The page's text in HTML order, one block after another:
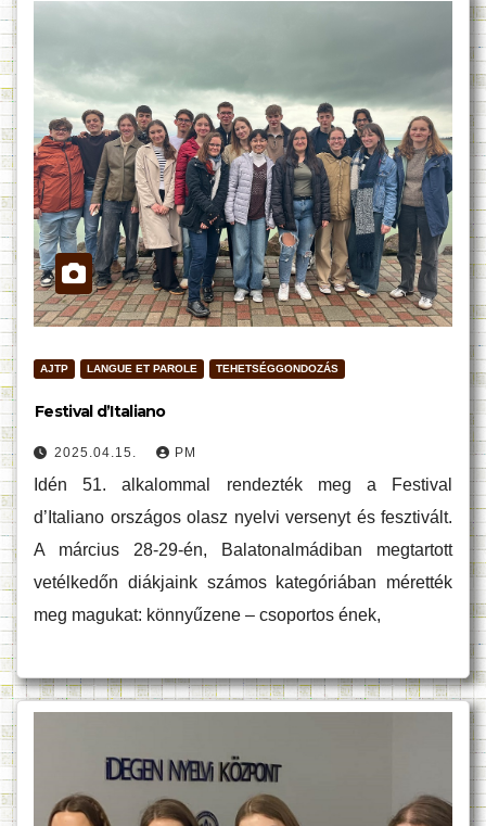
AJTP LANGUE ET PAROLE TEHETSÉGGONDOZÁS
Festival d’Italiano
2025.04.15. PM
Idén 51. alkalommal rendezték meg a Festival
d’Italiano országos olasz nyelvi versenyt és fesztivált.
A március 28-29-én, Balatonalmádiban megtartott
vetélkedőn diákjaink számos kategóriában mérették
meg magukat: könnyűzene – csoportos ének,